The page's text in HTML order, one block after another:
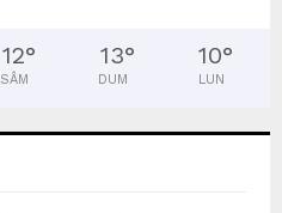
12°
SÂM
13°
DUM
10°
LUN